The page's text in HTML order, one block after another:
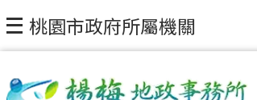
桃園市政府所屬機關